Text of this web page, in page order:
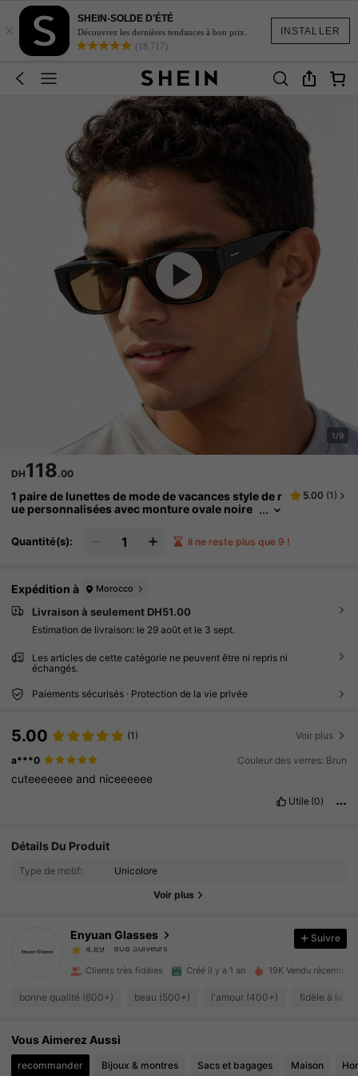
INSTALLER
×
SHEIN-SOLDE D'ÉTÉ
Découvrez les dernières tendances à bon prix.
(18,717)
1/9
DH118.00
1 paire de lunettes de mode de vacances style de r
ue personnalisées avec monture ovale noire
ommes
5.00 (1 )
Quantité(s): Il ne reste plus que 9 !
Expédition à Morocco
Livraison à seulement DH51.00
Estimation de livraison: le 29 août et le 3 sept.
Les articles de cette catégorie ne peuvent être ni repris ni
échangés.
Paiements sécurisés · Protection de la vie privée
5.00 (1) Voir plus
a***0 Couleur des verres: Brun
cuteeeeeee and niceeeeee
Utile (0)
Détails Du Produit
Type de motif: Unicolore
Voir plus
Enyuan Glasses
808 Suiveurs
4.89
808 Suiveurs
f***9
a suiviIl y a 1 jour
808 Suiveurs
4.89
Suivre
Clients très fidèles Créé il y a 1 an 19K Vendu
bonne qualité (600+) beau (500+) l'amour (400+) fidèle à la
Vous Aimerez Aussi
recommander Bijoux & montres Sacs et bagages Maison